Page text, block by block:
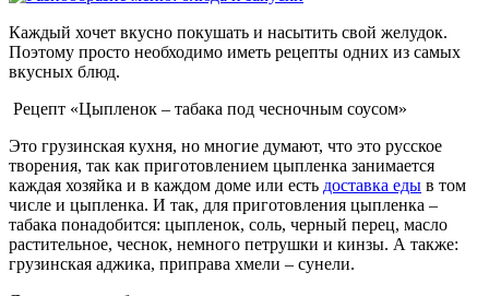
Каждый хочет вкусно покушать и насытить свой желудок.
Поэтому просто необходимо иметь рецепты одних из самых
вкусных блюд.
Рецепт «Цыпленок – табака под чесночным соусом»
Это грузинская кухня, но многие думают, что это русское
творения, так как приготовлением цыпленка занимается
каждая хозяйка и в каждом доме или есть доставка еды в том
числе и цыпленка. И так, для приготовления цыпленка –
табака понадобится: цыпленок, соль, черный перец, масло
растительное, чеснок, немного петрушки и кинзы. А также:
грузинская аджика, приправа хмели – сунели.